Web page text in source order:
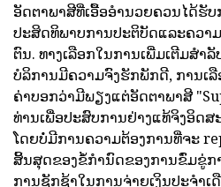
ອັດຕາພາສີທີ່ເອື້ອອໍານວຍຄວນໄດ້ຮັ
ປະສິດທິພາບການປະຕິບັດແລະຄວາ
ຕົນ. ທາງເລືອກໃນການເພີ່ມເຕີມສໍາ
ບໍລິການມີຄວາມຈົງຮັກພັກດີ, ການເ
ຄ່າບອກວ່າມີພຽງແຕ່ອັດຕາພາສີ
ທ່ານເພື່ອປະສົບການຢ່າງແທ້ຈິງອິດ
ໂດຍບໍ່ມີການຄວາມຕ້ອງການທີ່ຈະ
ສິ້ນສຸດຂອງຂໍ້ກໍານົດຂອງການຂົ່ມຂູ່ກ
ການຊັກຊ້າໃນການຈ່າຍເງິນປະຈໍາ